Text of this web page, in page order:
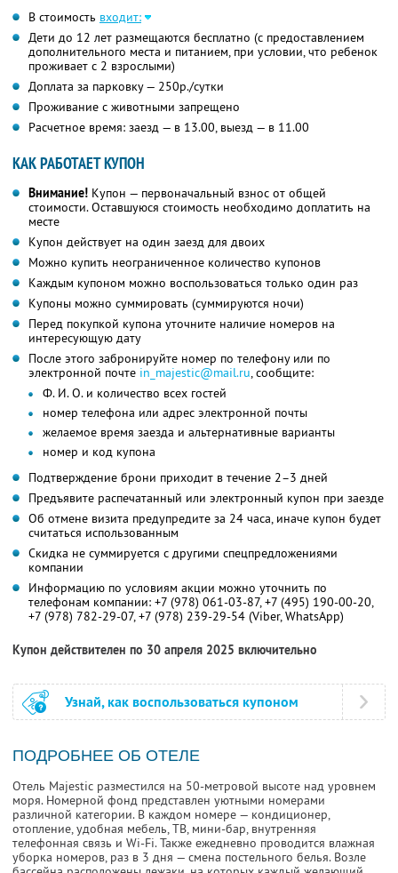
В стоимость входит:
Дети до 12 лет размещаются бесплатно (с предоставлением
дополнительного места и питанием, при условии, что ребенок
проживает с 2 взрослыми)
Доплата за парковку — 250р./сутки
Проживание с животными запрещено
Расчетное время: заезд — в 13.00, выезд — в 11.00
КАК РАБОТАЕТ КУПОН
Внимание! Купон — первоначальный взнос от общей
стоимости. Оставшуюся стоимость необходимо доплатить на
месте
Купон действует на один заезд для двоих
Можно купить неограниченное количество купонов
Каждым купоном можно воспользоваться только один раз
Купоны можно суммировать (суммируются ночи)
Перед покупкой купона уточните наличие номеров на
интересующую дату
После этого забронируйте номер по телефону или по
электронной почте in_majestic@mail.ru, сообщите:
Ф. И. О. и количество всех гостей
номер телефона или адрес электронной почты
желаемое время заезда и альтернативные варианты
номер и код купона
Подтверждение брони приходит в течение 2–3 дней
Предъявите распечатанный или электронный купон при заезде
Об отмене визита предупредите за 24 часа, иначе купон будет
считаться использованным
Скидка не суммируется с другими спецпредложениями
компании
Информацию по условиям акции можно уточнить по
телефонам компании: +7 (978) 061-03-87, +7 (495) 190-00-20,
+7 (978) 782-29-07, +7 (978) 239-29-54 (Viber, WhatsApp)
Купон действителен по 30 апреля 2025 включительно
Узнай, как воспользоваться купоном
ПОДРОБНЕЕ ОБ ОТЕЛЕ
Отель Majestic разместился на 50-метровой высоте над уровнем
моря. Номерной фонд представлен уютными номерами
различной категории. В каждом номере — кондиционер,
отопление, удобная мебель, ТВ, мини-бар, внутренняя
телефонная связь и Wi-Fi. Также ежедневно проводится влажная
уборка номеров, раз в 3 дня — смена постельного белья. Возле